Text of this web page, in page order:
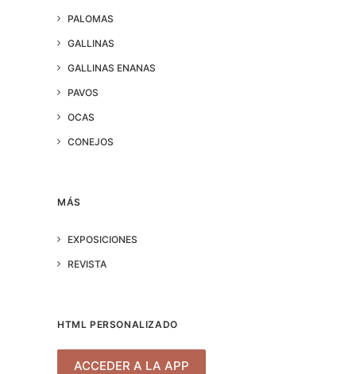
PALOMAS
GALLINAS
GALLINAS ENANAS
PAVOS
OCAS
CONEJOS
MÁS
EXPOSICIONES
REVISTA
HTML PERSONALIZADO
ACCEDER A LA APP